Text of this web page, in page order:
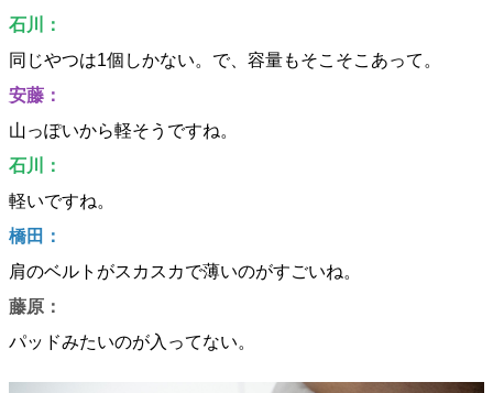
石川：
同じやつは1個しかない。で、容量もそこそこあって。
安藤：
山っぽいから軽そうですね。
石川：
軽いですね。
橋田：
肩のベルトがスカスカで薄いのがすごいね。
藤原：
パッドみたいのが入ってない。